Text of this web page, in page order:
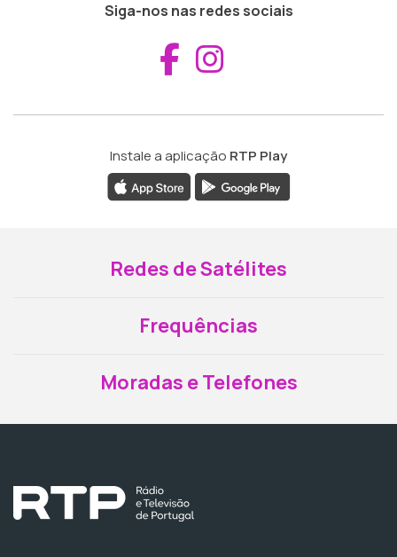
Siga-nos nas redes sociais
Aceder ao
Instale a aplicação RTP Play
Redes de Satélites
Frequências
Moradas e Telefones